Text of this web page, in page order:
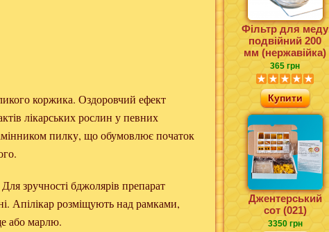
Фільтр для меду
подвійний 200
мм (нержавійка)
365 грн
Купити
Джентерський
сот (021)
3350 грн
коржика. Оздоровчий ефект
лікарських рослин у певних
пилку, що обумовлює початок
зручності бджолярів препарат
Апілікар розміщують над рамками,
або марлю.